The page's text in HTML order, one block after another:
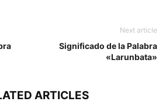
Next article
Significado de la Palabra
«Larunbata»
ARTICLES